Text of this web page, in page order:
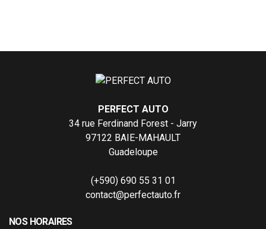
PERFECT AUTO
34 rue Ferdinand Forest - Jarry
97122 BAIE-MAHAULT
Guadeloupe
(+590) 690 55 31 01
contact@perfectauto.fr
NOS HORAIRES